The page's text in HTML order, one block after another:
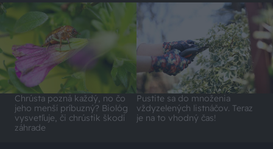
Chrústa pozná každý, no čo
jeho menší príbuzný? Biológ
vysvetľuje, či chrústik škodí
záhrade
Pustite sa do množenia
vždyzelených listnáčov. Teraz
je na to vhodný čas!